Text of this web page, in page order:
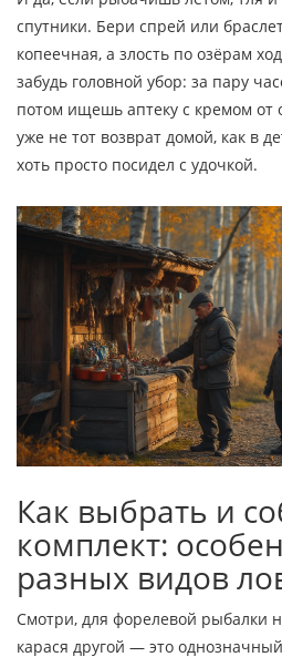
спутники. Бери спрей или
копеечная, а злость по озёрам
забудь головной убор: за пару
потом ищешь аптеку с кремом от
уже не тот возврат домой, как в
хоть просто посидел с удочкой.
Как выбрать и
комплект:
разных видов
Смотри, для форелевой рыбалки
карася другой — это